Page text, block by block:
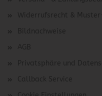
Widerrufsrecht &
Bildnachweise
AGB
Privatsphäre und
Callback Service